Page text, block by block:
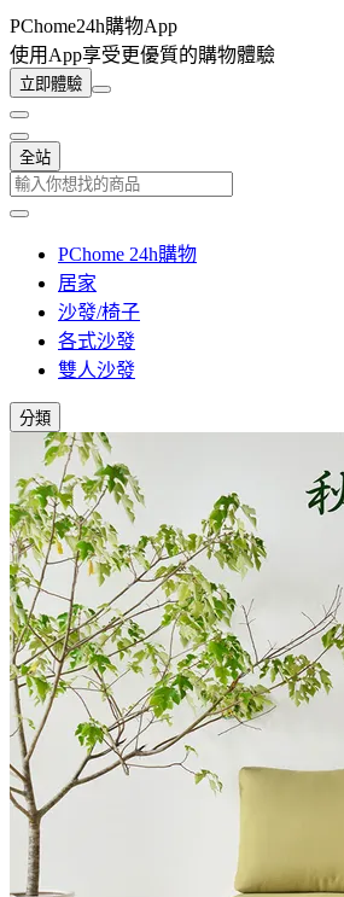
PChome24h購物App
使用App享受更優質的購物體驗
立即體驗
全站
PChome 24h購物
居家
沙發/椅子
各式沙發
雙人沙發
分類